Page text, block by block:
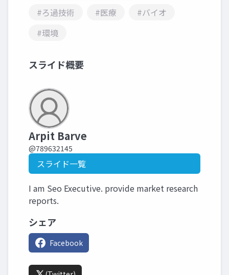
#ろ過技術
#医療
#バイオ
#環境
スライド概要
Arpit Barve
@789632145
スライド一覧
I am Seo Executive. provide market research
reports.
シェア
Facebook